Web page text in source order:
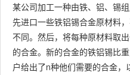
某公司加工一种由铁、铝、锡
先进口一些铁铝锡合金原材料
不同。然后，将每种原材料取
的合金。新的合金的铁铝锡比
户给出了n种他们需要的合金